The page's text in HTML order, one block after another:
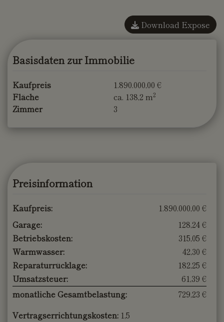
Download Expose
Basisdaten zur Immobilie
Kaufpreis
1.890.000,00 €
Fläche
ca. 138,2 m2
Zimmer 3
Preisinformation
Kaufpreis:
1.890.000,00 €
Garage:
128,24 €
Betriebskosten:
315,05 €
Warmwasser:
42,30 €
Reparaturrücklage:
182,25 €
Umsatzsteuer:
61,39 €
monatliche Gesamtbelastung:
729,23 €
Vertragserrichtungskosten: 1,5